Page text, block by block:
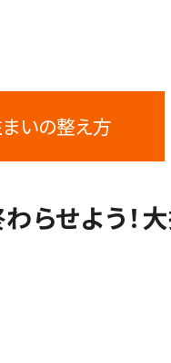
いの整え方
らせよう！